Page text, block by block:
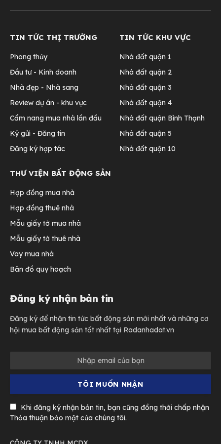
TIN TỨC THỊ TRƯỜNG
Phong thủy
Đầu tư - Kinh doanh
Nhà đẹp - Nhà sang
Review dự án - khu vực
Cẩm nang mua nhà lần đầu
Ký gửi - Đăng tin
Đăng ký hợp tác
TIN TỨC KHU VỰC
Nhà đất quận 1
Nhà đất quận 2
Nhà đất quận 3
Nhà đất quận 4
Nhà đất quận Bình Thạnh
Nhà đất quận 5
Nhà đất quận 10
THƯ VIỆN BẤT ĐỘNG SẢN
Hợp đồng mua nhà
Hợp đồng thuê nhà
Mẫu giấy tờ mua nhà
Mẫu giấy tờ thuê nhà
Vay mua nhà
Bản đồ quy hoạch
Đăng ký nhận bản tin
Đăng ký để nhận tin tức bất động sản mới nhất và những cơ
hội mua bất động sản tốt nhất tại Radanhadat.vn
Khi đăng ký nhận bản tin, bạn cũng đồng thời chấp nhận
Thỏa thuận bảo mật của chúng tôi.